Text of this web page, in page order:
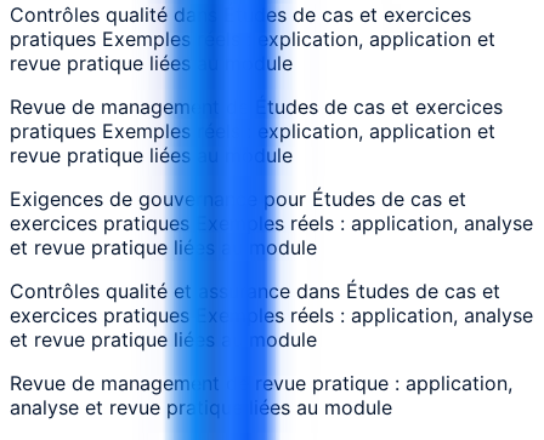
Contrôles qualité dans Études de cas et exercices
pratiques Exemples réels : explication, application et
revue pratique liées au module
Revue de management de Études de cas et exercices
pratiques Exemples réels : explication, application et
revue pratique liées au module
Exigences de gouvernance pour Études de cas et
exercices pratiques Exemples réels : application, analyse
et revue pratique liées au module
Contrôles qualité et assurance dans Études de cas et
exercices pratiques Exemples réels : application, analyse
et revue pratique liées au module
Revue de management de revue pratique : application,
analyse et revue pratique liées au module